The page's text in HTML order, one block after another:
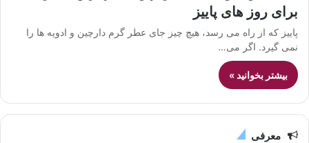
برای روز های پاییز
پاییز که از راه می رسد، هیچ چیز جای عطر گرم دارچین و ادویه ها را
نمی گیرد. اگر می…
بیشتر بخوانید »
معرفی